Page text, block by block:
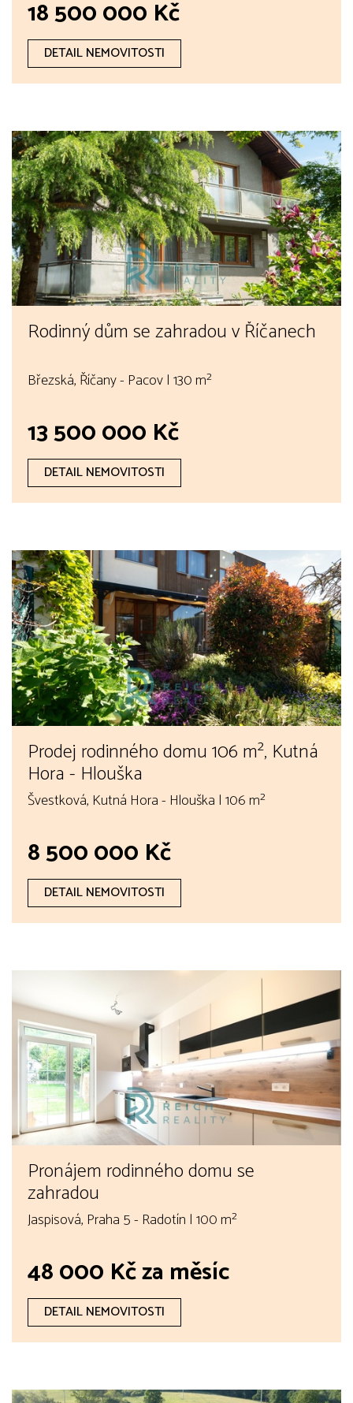
18 500 000 Kč
DETAIL NEMOVITOSTI
Rodinný dům se zahradou v Říčanech
Březská, Říčany - Pacov | 130 m²
13 500 000 Kč
DETAIL NEMOVITOSTI
Prodej rodinného domu 106 m², Kutná
Hora - Hlouška
Švestková, Kutná Hora - Hlouška | 106 m²
8 500 000 Kč
DETAIL NEMOVITOSTI
Pronájem rodinného domu se
zahradou
Jaspisová, Praha 5 - Radotín | 100 m²
48 000 Kč za měsíc
DETAIL NEMOVITOSTI